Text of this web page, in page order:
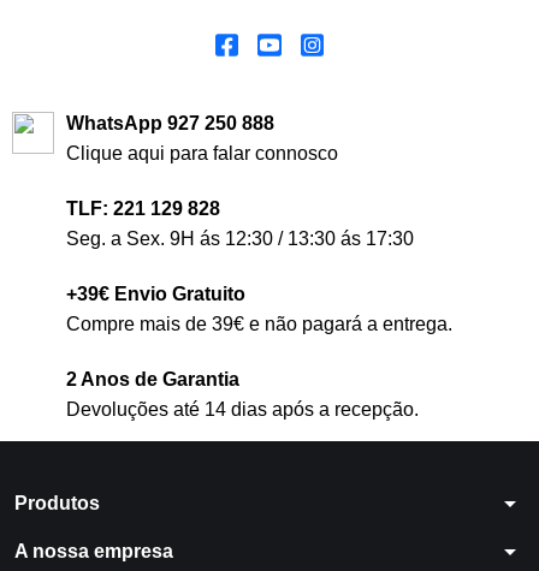
WhatsApp 927 250 888
Clique aqui para falar connosco
TLF: 221 129 828
Seg. a Sex. 9H ás 12:30 / 13:30 ás 17:30
+39€ Envio Gratuito
Compre mais de 39€ e não pagará a entrega.
2 Anos de Garantia
Devoluções até 14 dias após a recepção.
Produtos arrow_drop_down
A nossa empresa arrow_drop_down